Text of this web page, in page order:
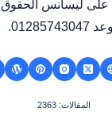
المقالات: 2363